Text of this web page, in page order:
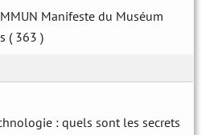
Manifeste du Muséum
( 363 )
: quels sont les secrets